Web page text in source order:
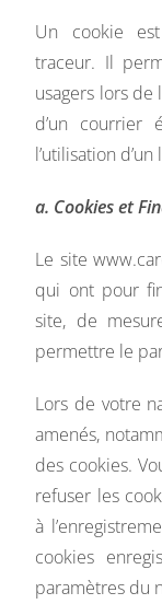
Un cookie
traceur. Il
usagers lors de
d’un courrier
l’utilisation
a. Cookies et
Le site
qui ont pour
site, de
permettre le
Lors de votre
amenés,
des cookies.
refuser les
à
cookies
paramètres du